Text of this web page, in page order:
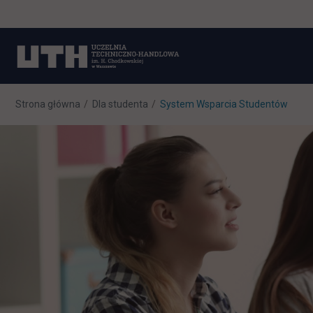
Strona główna Dla studenta System Wsparcia Studentów